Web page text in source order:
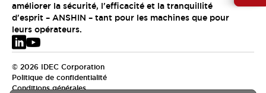
améliorer la sécurité, l'efficacité et la tranquillité
d'esprit – ANSHIN – tant pour les machines que pour
leurs opérateurs.
© 2026 IDEC Corporation
Politique de confidentialité
Conditions générales